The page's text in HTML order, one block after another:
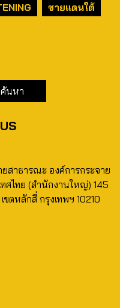
ชายแดนใต้
สาธารณะ องค์การกระจาย
ศไทย (สำนักงานใหญ่) 145
ตหลักสี่ กรุงเทพฯ 10210